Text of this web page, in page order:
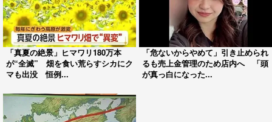
「真夏の絶景」ヒマワリ180万本
が“全滅” 畑を食い荒らすシカにク
マも出没 恒例...
「危ないからやめて」引き止められ
るも売上金管理のため店内へ 「頭
が真っ白になった...